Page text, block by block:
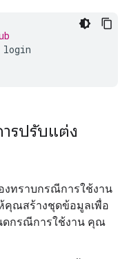
login
รปรับแต่ง
ทราบกรณีการใช้งาน
คุณสร้างชุดข้อมูลเพื่อ
ดกรณีการใช้งาน คุณ